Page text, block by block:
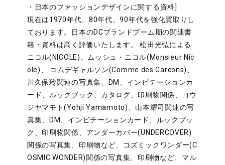
・日本のファッションデザインに関する資料]
現在は1970年代、80年代、90年代を強化買取りし
ております。日本のDCブランドブーム期の関連書
籍・資料は高く評価いたします。 松田光弘による
ニコル(NICOLE)、ムッシュ・ニコル(Monsieur Nic
ole)、 コムデギャルソン(Comme des Garcons)、
川久保玲関連の写真集、DM、インビテーションカ
ード、ルックブック、カタログ、印刷物関係、ヨウ
ジヤマモト(Yohji Yamamoto)、山本耀司関連の写
真集、DM、インビテーションカード、ルックブッ
ク、印刷物関係、アンダーカバー(UNDERCOVER)
関係の写真集、印刷物など、コズミックワンダー(C
OSMIC WONDER)関係の写真集、印刷物など、マル